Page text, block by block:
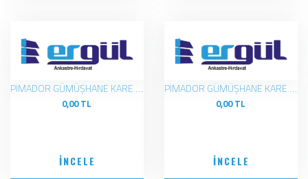
PİMADOR GÜMÜŞHANE KARE ROZETLİ ANTRASİT-BEYAZ KOL
0,00 TL
İNCELE
PİMADOR GÜMÜŞHANE KARE ROZETLİ ROSE-KROM KOL
0,00 TL
İNCELE